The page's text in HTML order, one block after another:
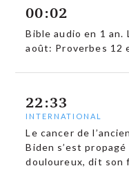
00:02
Bible audio en 1 an.
août: Proverbes 12
22:33
INTERNATIONAL
Le cancer de
Biden s’est
douloureux, dit son